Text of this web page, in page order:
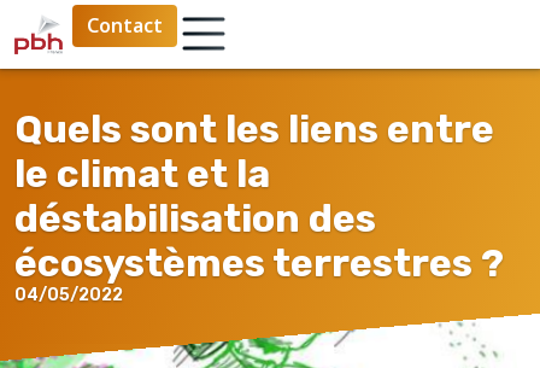
Contact
Quels sont les liens entre
le climat et la
déstabilisation des
écosystèmes terrestres ?
04/05/2022